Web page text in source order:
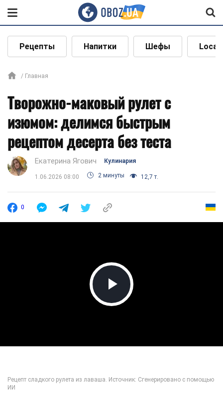
Рецепты Напитки Шефы Local
Главная
Творожно-маковый рулет с
изюмом: делимся быстрым
рецептом десерта без теста
Екатерина Ягович Кулинария
1.06.2026 08:00 2 минуты 12,7 т.
0
Play Video